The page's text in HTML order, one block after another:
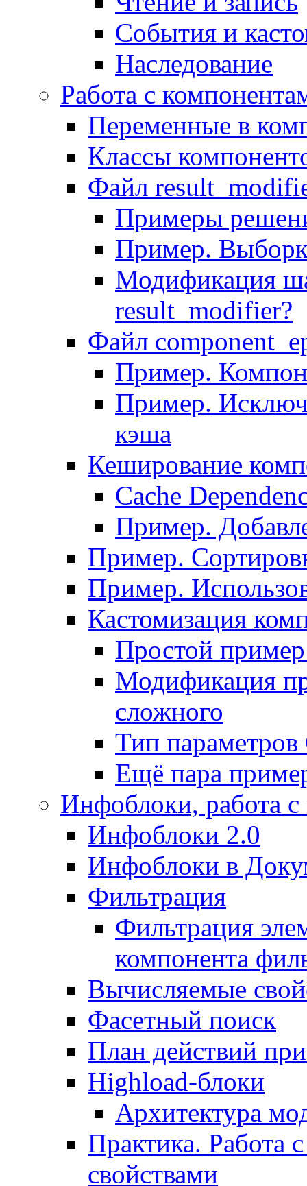
События и
Наследование
Работа с
Переменные в
Классы
Файл
Примеры
Пример.
Модификация
result_modifier?
Файл
Пример.
Пример.
кэша
Кеширование
Сache
Пример.
Пример.
Пример.
Кастомизация
Простой
Модификация
сложного
Тип
Ещё пара
Инфоблоки, работа
Инфоблоки 2.0
Инфоблоки в
Фильтрация
Фильтрация
компонента
Вычисляемые
Фасетный поиск
План действий
Highload-блоки
Архитектура
Практика. Работа
свойствами